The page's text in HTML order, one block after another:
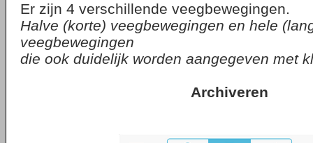
Er zijn 4 verschillende veegbewegingen.
Halve (korte) veegbewegingen en hele
veegbewegingen
die ook duidelijk worden aangegeven met
Archiveren